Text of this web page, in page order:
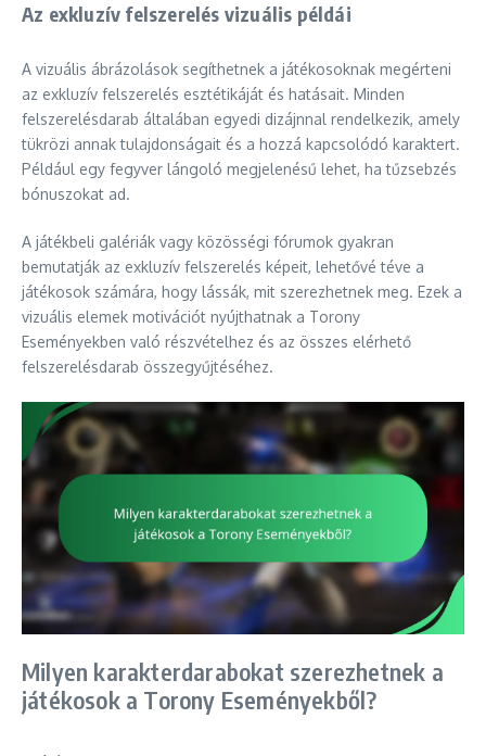
Az exkluzív felszerelés vizuális példái
A vizuális ábrázolások segíthetnek a játékosoknak megérteni
az exkluzív felszerelés esztétikáját és hatásait. Minden
felszerelésdarab általában egyedi dizájnnal rendelkezik, amely
tükrözi annak tulajdonságait és a hozzá kapcsolódó karaktert.
Például egy fegyver lángoló megjelenésű lehet, ha tűzsebzés
bónuszokat ad.
A játékbeli galériák vagy közösségi fórumok gyakran
bemutatják az exkluzív felszerelés képeit, lehetővé téve a
játékosok számára, hogy lássák, mit szerezhetnek meg. Ezek a
vizuális elemek motivációt nyújthatnak a Torony
Eseményekben való részvételhez és az összes elérhető
felszerelésdarab összegyűjtéséhez.
Milyen karakterdarabokat szerezhetnek a
játékosok a Torony Eseményekből?